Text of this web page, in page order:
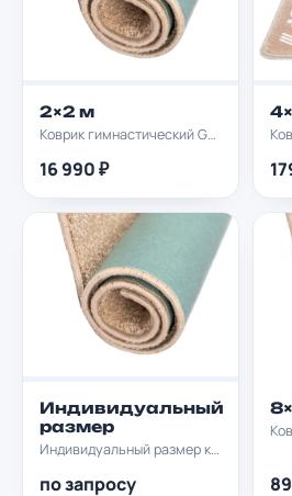
2×2 м
Коврик гимнастический GYMPROF 2х2м
16 990 ₽
Индивидуальный
размер
Индивидуальный размер ковра soft
по запросу